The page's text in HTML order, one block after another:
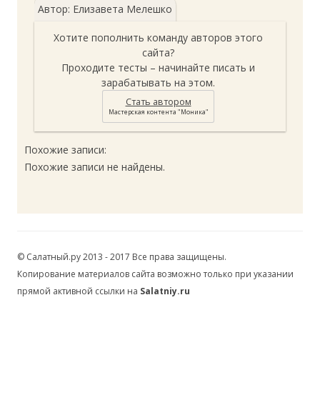
Автор: Елизавета Мелешко
Стать автором
Похожие записи:
Похожие записи не найдены.
© Салатный.ру 2013 - 2017 Все права защищены.
Копирование материалов сайта возможно только при указании
прямой активной ссылки на Salatniy.ru